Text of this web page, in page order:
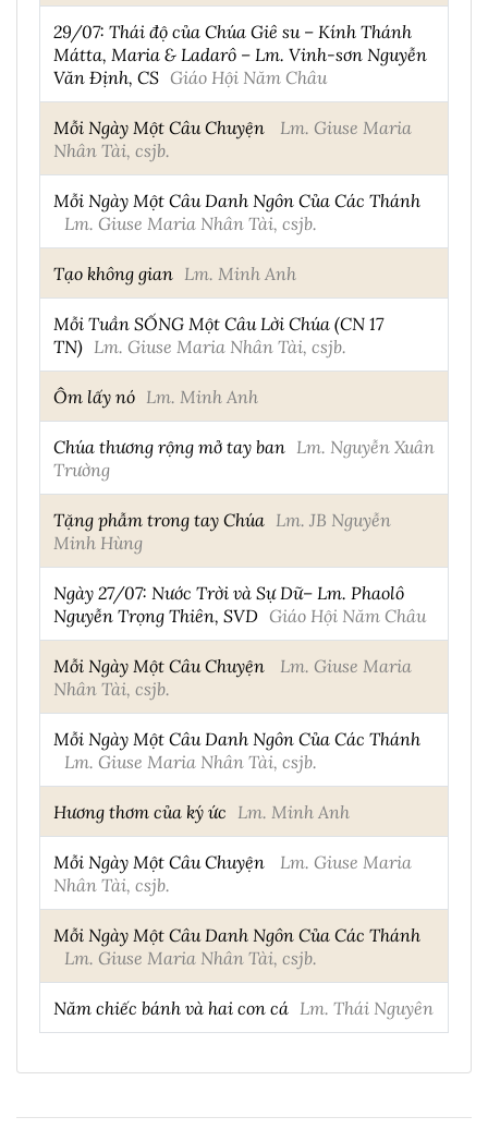
29/07: Thái độ của Chúa Giê su – Kính Thánh
Mátta, Maria & Ladarô – Lm. Vinh-sơn Nguyễn
Văn Định, CS Giáo Hội Năm Châu
Mỗi Ngày Một Câu Chuyện
Lm. Giuse Maria
Nhân Tài, csjb.
Mỗi Ngày Một Câu Danh Ngôn Của Các Thánh
Lm. Giuse Maria Nhân Tài, csjb.
Tạo không gian Lm. Minh Anh
Mỗi Tuần SỐNG Một Câu Lời Chúa (CN 17
TN) Lm. Giuse Maria Nhân Tài, csjb.
Ôm lấy nó Lm. Minh Anh
Chúa thương rộng mở tay ban Lm. Nguyễn Xuân
Trường
Tặng phẫm trong tay Chúa Lm. JB Nguyễn
Minh Hùng
Ngày 27/07: Nước Trời và Sự Dữ– Lm. Phaolô
Nguyễn Trọng Thiên, SVD Giáo Hội Năm Châu
Mỗi Ngày Một Câu Chuyện
Lm. Giuse Maria
Nhân Tài, csjb.
Mỗi Ngày Một Câu Danh Ngôn Của Các Thánh
Lm. Giuse Maria Nhân Tài, csjb.
Hương thơm của ký ức Lm. Minh Anh
Mỗi Ngày Một Câu Chuyện
Lm. Giuse Maria
Nhân Tài, csjb.
Mỗi Ngày Một Câu Danh Ngôn Của Các Thánh
Lm. Giuse Maria Nhân Tài, csjb.
Năm chiếc bánh và hai con cá Lm. Thái Nguyên